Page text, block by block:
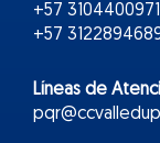
+57 3104400971
+57
Líneas de